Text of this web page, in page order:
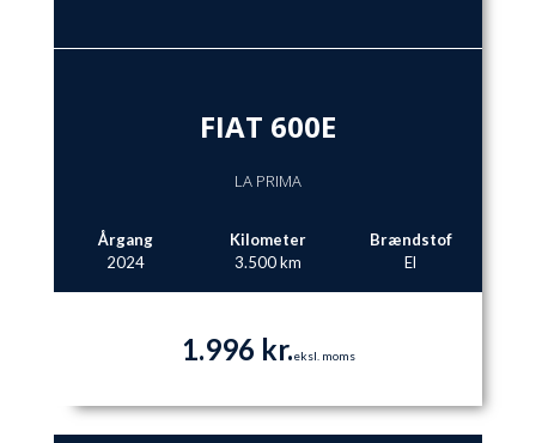
FIAT 600E
LA PRIMA
Årgang
2024
Kilometer
3.500 km
Brændstof
El
1.996 kr.eksl. moms